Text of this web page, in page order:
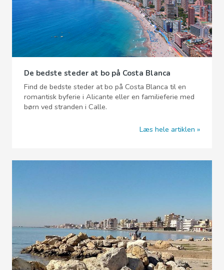
De bedste steder at bo på Costa Blanca
Find de bedste steder at bo på Costa Blanca til en
romantisk byferie i Alicante eller en familieferie med
børn ved stranden i Calle.
Læs hele artiklen